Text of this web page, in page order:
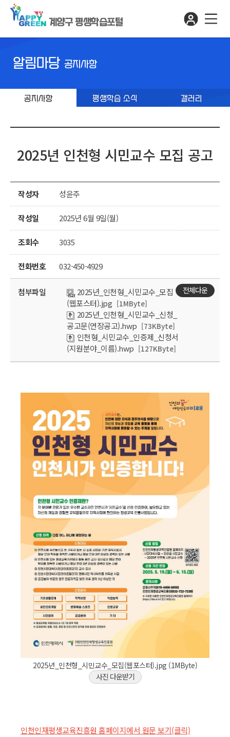
계양구 평생학습포털
알림마당 공지사항
공지사항 평생학습 소식 갤러리
2025년 인천형 시민교수 모집 공고
작성자 성윤주
작성일 2025년 6월 9일(월)
조회수 3035
전화번호 032-450-4929
첨부파일
2025년_인천형_시민교수_모집
(웹포스터).jpg [1MByte]
2025년_인천형_시민교수_신청_
공고문(연장공고).hwp [73KByte]
인천형_시민교수_인증제_신청서
(지원분야_이름).hwp [127KByte]
전체다운
2025년_인천형_시민교수_모집(웹포스터).jpg (1MByte)
사진 다운받기
인천인재평생교육진흥원 홈페이지에서 원문 보기(클릭)